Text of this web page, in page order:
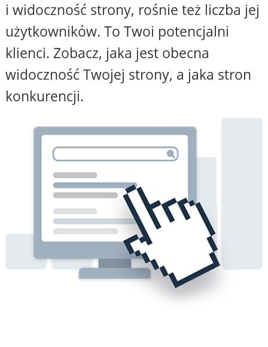
i widoczność strony, rośnie też liczba jej
użytkowników. To Twoi potencjalni
klienci. Zobacz, jaka jest obecna
widoczność Twojej strony, a jaka stron
konkurencji.